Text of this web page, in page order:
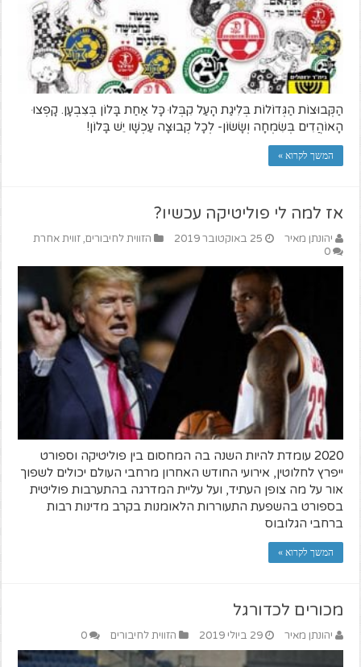
הַקְּבוּצוֹת הַגְּדוֹלוֹת בְּלִיגַת הָעַל קִבְּלוּ כָּל אַחַת בָּלוֹן בְּצִבְעָן. קָפְצוּ
הָאוֹהֲדִים בְּשִׂמְחָה וְשָׂשׂוֹן- לְכָל קְבוּצָה עַכְשָׁו יֵשׁ בָּלוֹן!
המשך לקרוא »
אז למה לי פוליטיקה עכשיו?
יהונתן מאיר 25 באוקטובר 2019 הזווית לחיבורים,זווית אחרת
0
2020 עומדת להיות השנה בה המחסום בין פוליטיקה וספורט
ייפרץ לחלוטין, אירועי החודש האחרון מרחבי העולם יכולים לשפוך
אור על מה צופן העתיד, ועל עליית המדרגה בהתערבות פוליטית
בספורט בהשפעת התעוררות הלאומנות בקרב מדינות רבות
ברחבי הגלובוס
המשך לקרוא »
מכורים לכדורגל
יהונתן מאיר 29 ביולי 2019 הזווית לחיבורים 0